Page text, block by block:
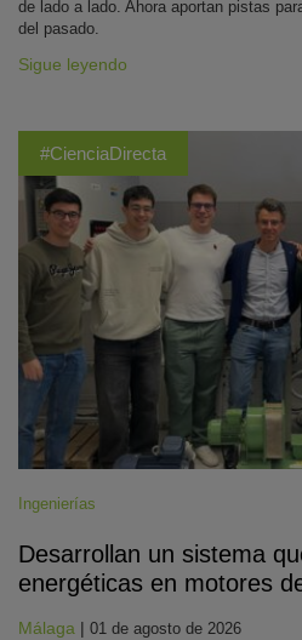
de lado a lado. Ahora aportan pistas
del pasado.
Sigue leyendo
#CienciaDirecta
Ingenierías
Desarrollan un sistema
energéticas en motores
Málaga | 01 de agosto de 2026